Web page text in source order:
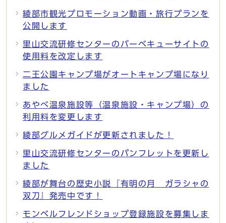
綾部市観光プロモーション動画・旅行プランを
公開します
里山交流研修センターのバーベキューサイトの
使用料を改定します
二王公園キャンプ場がオートキャンプ場になり
ました
あやべ温泉施設等（温泉施設・キャンプ場）の
利用料を変更します
綾部グルメガイドが更新されました！
里山交流研修センターのパンフレットを更新し
ました
綾部が舞台の歴史小説『有明の月 ガラシャの
双刀』発売中です！
モンベルフレンドショップ登録施設を募集しま